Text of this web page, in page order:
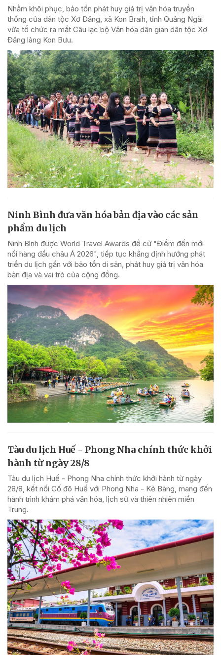
Nhằm khôi phục, bảo tồn phát huy giá trị văn hóa truyền
thống của dân tộc Xơ Đăng, xã Kon Braih, tỉnh Quảng Ngãi
vừa tổ chức ra mắt Câu lạc bộ Văn hóa dân gian dân tộc Xơ
Đăng làng Kon Bưu.
Ninh Bình đưa văn hóa bản địa vào các sản
phẩm du lịch
Ninh Bình được World Travel Awards đề cử "Điểm đến mới
nổi hàng đầu châu Á 2026", tiếp tục khẳng định hướng phát
triển du lịch gắn với bảo tồn di sản, phát huy giá trị văn hóa
bản địa và vai trò của cộng đồng.
Tàu du lịch Huế - Phong Nha chính thức khởi
hành từ ngày 28/8
Tàu du lịch Huế - Phong Nha chính thức khởi hành từ ngày
28/8, kết nối Cố đô Huế với Phong Nha - Kẻ Bàng, mang đến
hành trình khám phá văn hóa, lịch sử và thiên nhiên miền
Trung.